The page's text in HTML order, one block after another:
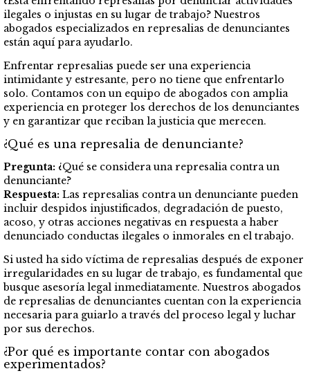
ilegales o injustas en su lugar de trabajo? Nuestros
abogados especializados en represalias de denunciantes
están aquí para ayudarlo.
Enfrentar represalias puede ser una experiencia
intimidante y estresante, pero no tiene que enfrentarlo
solo. Contamos con un equipo de abogados con amplia
experiencia en proteger los derechos de los denunciantes
y en garantizar que reciban la justicia que merecen.
¿Qué es una represalia de denunciante?
Pregunta: ¿Qué se considera una represalia contra un
denunciante?
Respuesta: Las represalias contra un denunciante pueden
incluir despidos injustificados, degradación de puesto,
acoso, y otras acciones negativas en respuesta a haber
denunciado conductas ilegales o inmorales en el trabajo.
Si usted ha sido víctima de represalias después de exponer
irregularidades en su lugar de trabajo, es fundamental que
busque asesoría legal inmediatamente. Nuestros abogados
de represalias de denunciantes cuentan con la experiencia
necesaria para guiarlo a través del proceso legal y luchar
por sus derechos.
¿Por qué es importante contar con abogados
experimentados?